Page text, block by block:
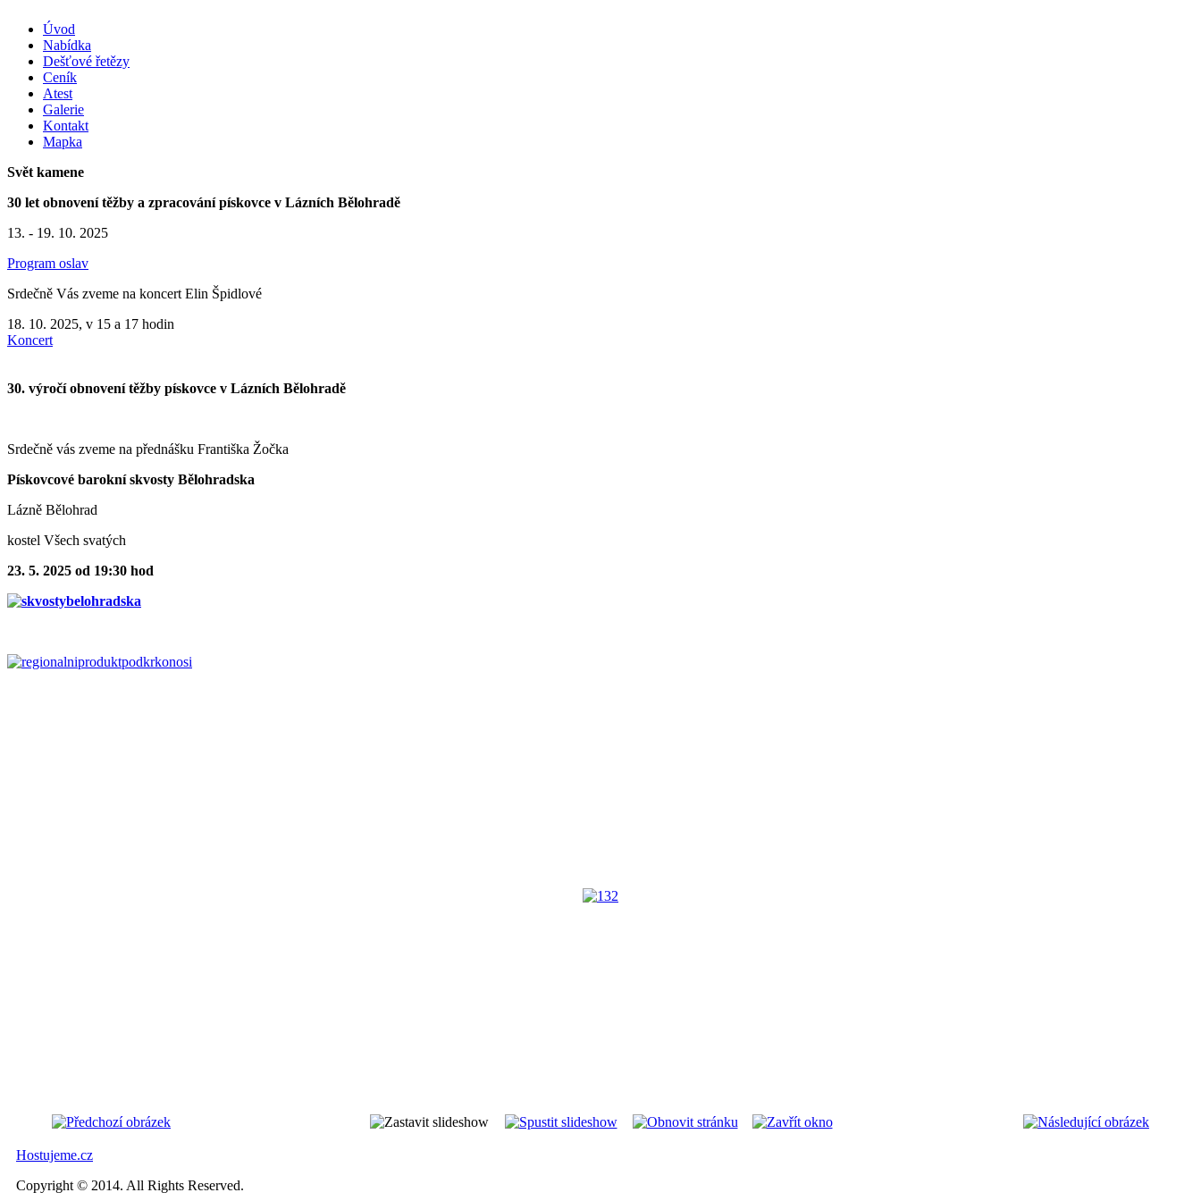
Úvod
Nabídka
Dešťové řetězy
Ceník
Atest
Galerie
Kontakt
Mapka
Svět kamene
30 let obnovení těžby a zpracování pískovce v Lázních Bělohradě
13. - 19. 10. 2025
Program oslav
Srdečně Vás zveme na koncert Elin Špidlové
18. 10. 2025, v 15 a 17 hodin
Koncert
30. výročí obnovení těžby pískovce v Lázních Bělohradě
Srdečně vás zveme na přednášku Františka Žočka
Pískovcové barokní skvosty Bělohradska
Lázně Bělohrad
kostel Všech svatých
23. 5. 2025 od 19:30 hod
Hostujeme.cz
Copyright © 2014. All Rights Reserved.